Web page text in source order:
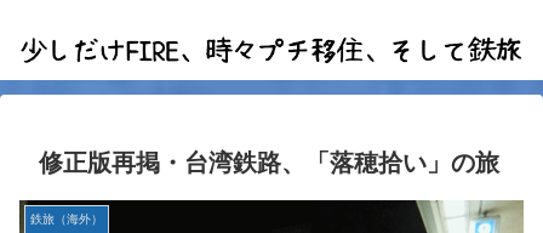
修正版再掲・台湾鉄路、「落穂拾い」の旅
鉄旅（海外）